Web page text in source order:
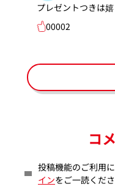
プレゼントつきは
00002
コ
投稿機能のご利用
インをご一読くださ